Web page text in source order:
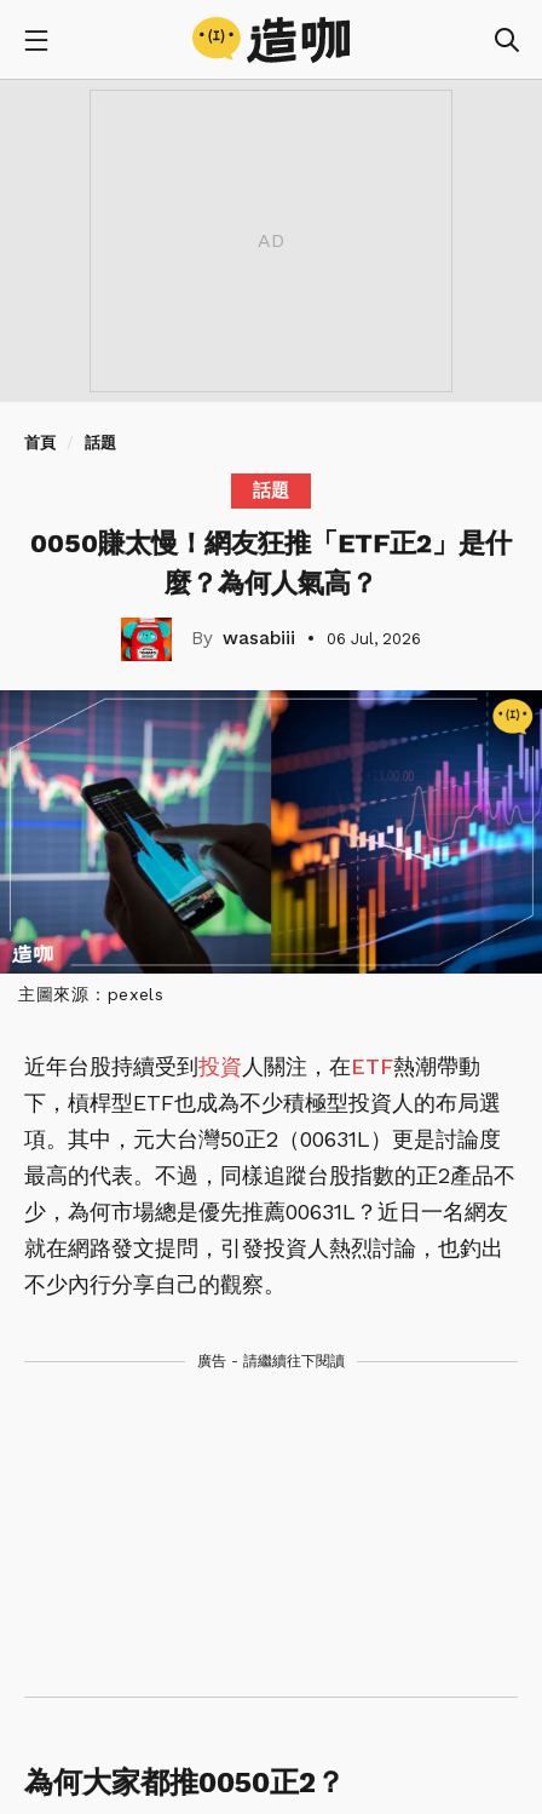
首頁 話題
話題
0050賺太慢！網友狂推「ETF正2」是什
麼？為何人氣高？
wasabiii 06 Jul, 2026
主圖來源：pexels
近年台股持續受到 投資 人關注，在ETF熱潮帶動
下，槓桿型ETF也成為不少積極型投資人的布局選
項。其中，元大台灣50正2（00631L）更是討論度
最高的代表。不過，同樣追蹤台股指數的正2產品不
少，為何市場總是優先推薦00631L？近日一名網友
就在網路發文提問，引發投資人熱烈討論，也釣出
不少內行分享自己的觀察。
廣告 - 請繼續往下閱讀
為何大家都推0050正2？